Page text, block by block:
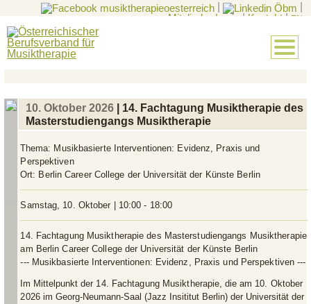
Mitglieder-Login
| Kontakt | EN
10. Oktober 2026 | 14. Fachtagung Musiktherapie des
Masterstudiengangs Musiktherapie
Thema: Musikbasierte Interventionen: Evidenz, Praxis und
Perspektiven
Ort: Berlin Career College der Universität der Künste Berlin
Samstag, 10. Oktober | 10:00 - 18:00
14. Fachtagung Musiktherapie des Masterstudiengangs Musiktherapie
am Berlin Career College der Universität der Künste Berlin
--- Musikbasierte Interventionen: Evidenz, Praxis und Perspektiven ---
Im Mittelpunkt der 14. Fachtagung Musiktherapie, die am 10. Oktober
2026im Georg-Neumann-Saal (Jazz Insititut Berlin) der Universität der